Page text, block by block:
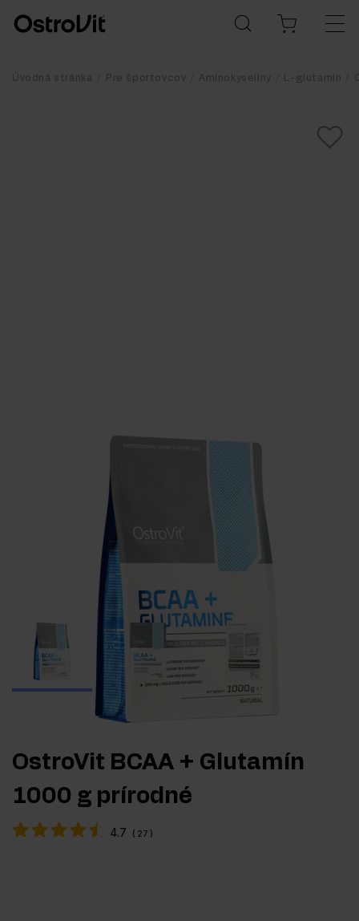
Úvodná stránka Pre športovcov Aminokyseliny L-glutamín
OstroVit BCAA + Glutamín
1000 g prírodné
4.7 ( 27 )